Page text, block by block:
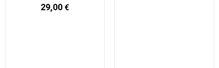
29,00 €